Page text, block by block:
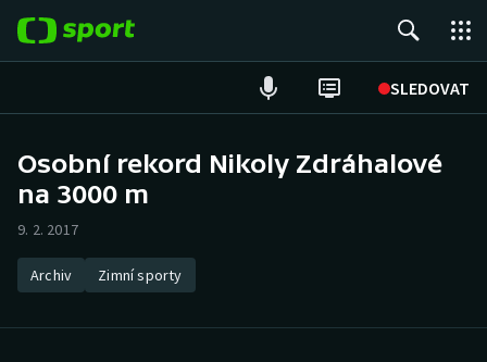
SLEDOVAT
Hokej
Atletika
Osobní rekord Nikoly Zdráhalové
na 3000 m
9. 2. 2017
Archiv Zimní sporty